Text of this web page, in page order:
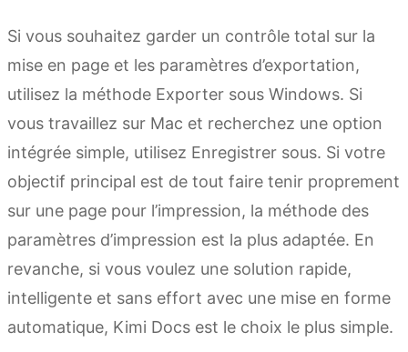
Si vous souhaitez garder un contrôle total sur la
mise en page et les paramètres d’exportation,
utilisez la méthode Exporter sous Windows. Si
vous travaillez sur Mac et recherchez une option
intégrée simple, utilisez Enregistrer sous. Si votre
objectif principal est de tout faire tenir proprement
sur une page pour l’impression, la méthode des
paramètres d’impression est la plus adaptée. En
revanche, si vous voulez une solution rapide,
intelligente et sans effort avec une mise en forme
automatique, Kimi Docs est le choix le plus simple.